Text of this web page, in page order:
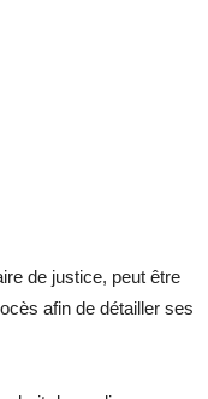
de justice, peut être
afin de détailler ses